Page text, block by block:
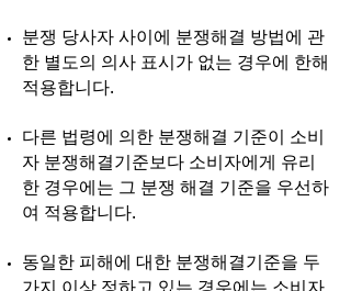
분쟁 당사자 사이에 분쟁해결 방법에 관
한 별도의 의사 표시가 없는 경우에 한해
적용합니다.
다른 법령에 의한 분쟁해결 기준이 소비
자 분쟁해결기준보다 소비자에게 유리
한 경우에는 그 분쟁 해결 기준을 우선하
여 적용합니다.
동일한 피해에 대한 분쟁해결기준을 두